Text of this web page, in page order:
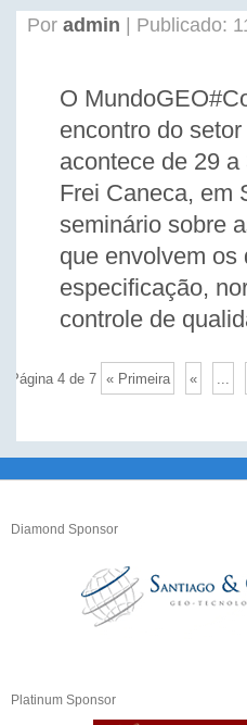
Por admin | Publicado:
O
encontro do
acontece de 29
Frei Caneca, em
seminário sobre
que envolvem os
especificação,
controle de
Página 4 de 7 « Primeira «
Diamond Sponsor
Platinum Sponsor